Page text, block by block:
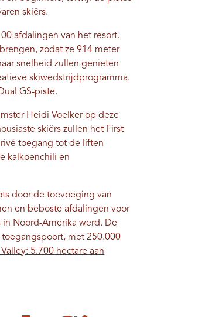
skiërs.
afdalingen van het resort.
zodat ze 914 meter
snelheid zullen genieten
skiwedstrijdprogramma.
GS-piste.
Heidi Voelker op deze
skiërs zullen het First
toegang tot de liften
kalkoenchili en
door de toevoeging van
en beboste afdalingen voor
in Noord-Amerika werd. De
met 250.000
5.700 hectare aan